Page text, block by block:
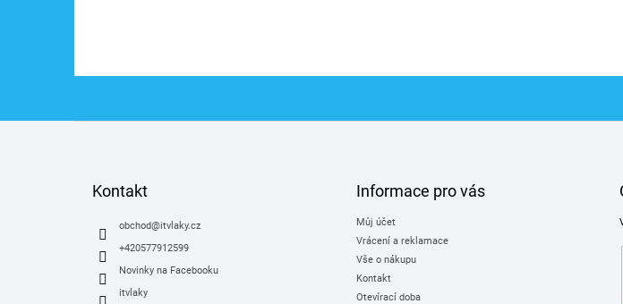
Kontakt
obchod@itvlaky.cz
+420577912599
Novinky na Facebooku
itvlaky
Informace pro vás
Můj účet
Vrácení a reklamace
Vše o nákupu
Kontakt
Otevírací doba